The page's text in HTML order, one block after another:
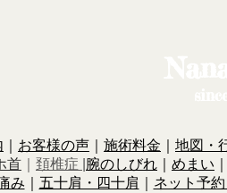
お客様の声 施術料金 地図・
首 頚椎症 腕のしびれ めまい
み
五十肩・四十肩 ネット予